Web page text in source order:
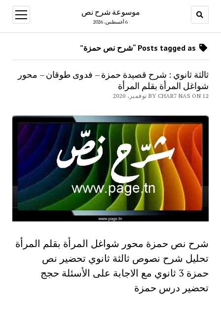
موسوعة شرح نص
6 أغسطس، 2026
open
menu
ثالثة ثانوي : شرح قصيدة حمزة – فدوى طوقان – محور
شواغل المرأة بقلم المرأة
BY CHAR7 NAS ON 12 نوفمبر، 2020
شرح نص حمزة محور شواغل المرأة بقلم المرأة
تحليل شرح نصوص ثالثة ثانوي تحضير نص
حمزة 3 ثانوي مع الاجابة على الأسئلة حجج
تحضير درس حمزة